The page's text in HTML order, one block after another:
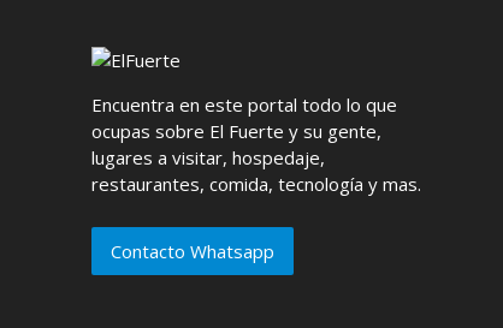
Encuentra en este portal todo lo que
ocupas sobre El Fuerte y su gente,
lugares a visitar, hospedaje,
restaurantes, comida, tecnología y mas.
Contacto Whatsapp